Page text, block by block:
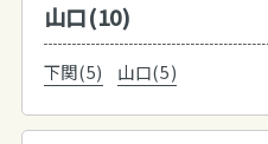
山口(10)
下関(5) 山口(5)